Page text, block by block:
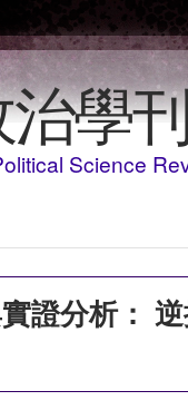
to main content
學
Science
證分析：